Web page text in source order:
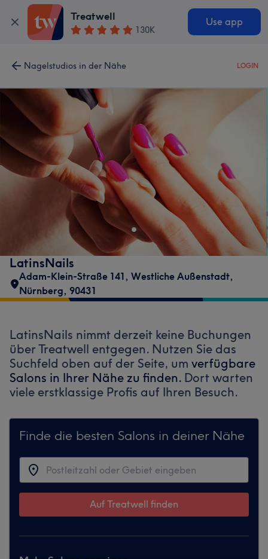
Treatwell
130K
Use app
Nagelstudios in der Nähe LOGIN
LatinsNails
Adam-Klein-Straße 141, Westliche Außenstadt,
Nürnberg, 90431
LatinsNails nimmt derzeit keine Buchungen
über Treatwell entgegen. Nutzen Sie das
Suchfeld oben auf der Seite, um verfügbare
Salons in Ihrer Nähe zu finden. Dort warten
viele erstklassige Profis auf Ihren Besuch.
Finde die besten Salons in deiner Nähe
Auf Treatwell finden